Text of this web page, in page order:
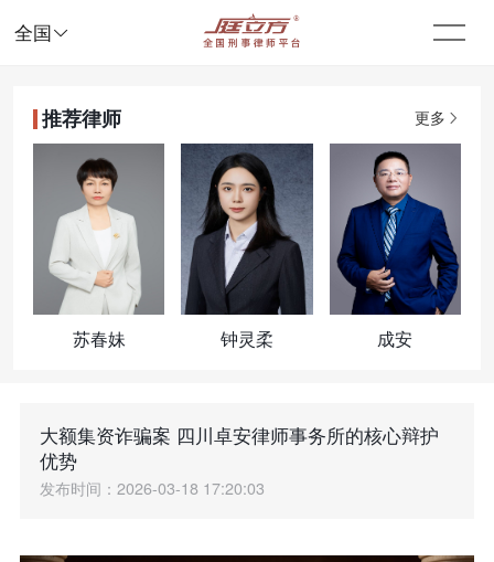
全国 
推荐律师 更多
苏春妹 钟灵柔 成安
大额集资诈骗案 四川卓安律师事务所的核心辩护
优势
发布时间：2026-03-18 17:20:03